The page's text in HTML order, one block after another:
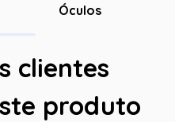
Óculos
clientes
produto